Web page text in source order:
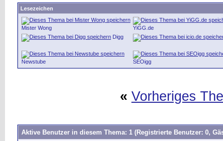
Lesezeichen
Mister Wong
YiGG.de
Digg
Newstube SEOigg
« Vorheriges
Aktive Benutzer in diesem Thema: 1 (Registrierte Benutzer: 0,